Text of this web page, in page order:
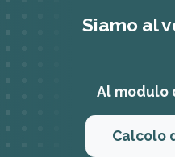
Siamo al
Al modulo
Calcolo